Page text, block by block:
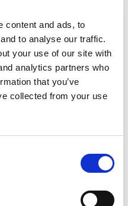
content and ads, to
to analyse our traffic.
your use of our site with
analytics partners who
that you’ve
collected from your use
Sie
damit
und aktuell
wirkt. Erfahren